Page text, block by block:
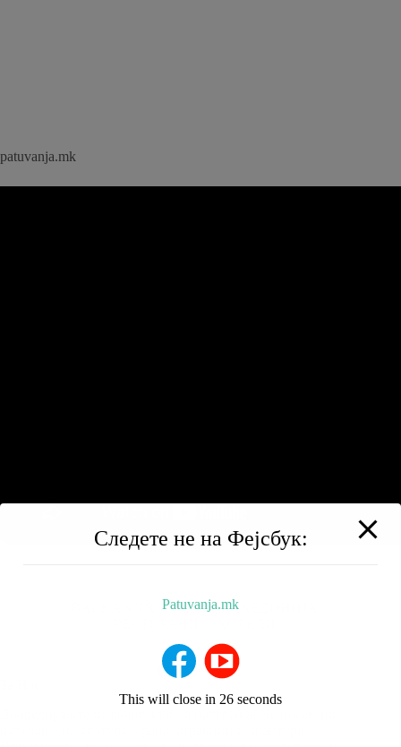
patuvanja.mk
BALKAN TRIP
НИЗ МАКЕДОНИЈА
Следете не на Фејсбук:
Patuvanja.mk
This will close in 26 seconds